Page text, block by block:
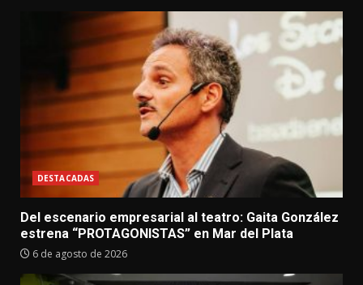
DESTACADAS
Del escenario empresarial al teatro: Gaita González
estrena “PROTAGONISTAS” en Mar del Plata
6 de agosto de 2026